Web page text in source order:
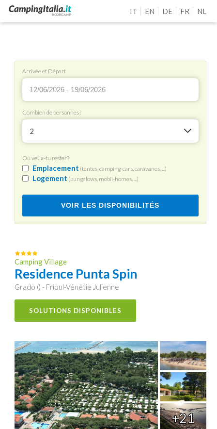
IT EN DE FR NL
Arrivée et Départ
Combien de personnes?
2
Où veux-tu rester?
Emplacement (tentes, camping-cars, caravanes, ...)
Logement (bungalows, mobil-homes, ...)
VOIR LES DISPONIBILITÉS
Camping Village
Residence Punta Spin
Grado () - Frioul-Vénétie Julienne
SOLUTIONS DISPONIBLES
+21